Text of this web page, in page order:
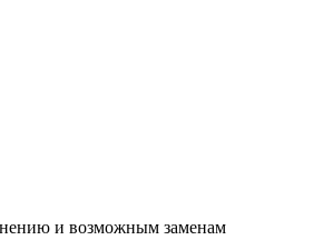
и возможным заменам